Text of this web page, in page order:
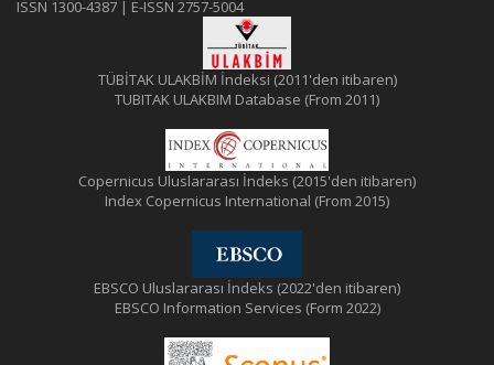
ISSN 1300-4387 | E-ISSN 2757-5004
TÜBİTAK ULAKBİM İndeksi (2011'den itibaren)
TUBITAK ULAKBIM Database (From 2011)
Copernicus Uluslararası İndeks (2015'den itibaren)
Index Copernicus International (From 2015)
EBSCO Uluslararası İndeks (2022'den itibaren)
EBSCO Information Services (Form 2022)